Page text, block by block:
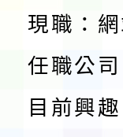
展演
請一
教育
報
淨零
檢送
現職：
任職公司
目前興